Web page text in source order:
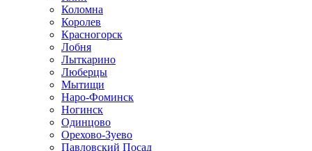
Коломна
Королев
Красногорск
Лобня
Лыткарино
Люберцы
Мытищи
Наро-Фоминск
Ногинск
Одинцово
Орехово-Зуево
Павловский Посад